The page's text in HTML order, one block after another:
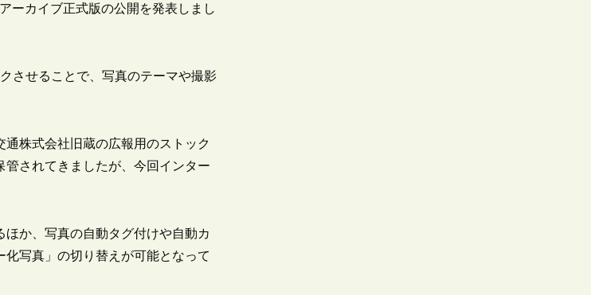
ーカイブ正式版の公開を発表しまし
させることで、写真のテーマや撮影
株式会社旧蔵の広報用のストック
されてきましたが、今回インター
か、写真の自動タグ付けや自動カ
写真」の切り替えが可能となって